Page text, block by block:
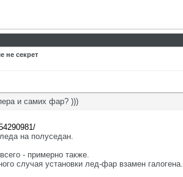
не секрет
и самих фар? )))
на полуседан.
- примерно также.
случая установки лед-фар взамен галогена.